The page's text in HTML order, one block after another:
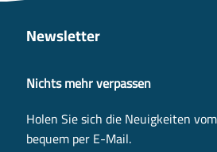
Newsletter
Nichts mehr verpassen
Holen Sie sich die Neuigkeiten
bequem per E-Mail.